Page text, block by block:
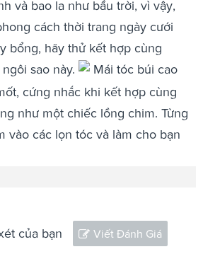
và bao la như bầu trời, vì vậy,
cách thời trang ngày cưới
bổng, hãy thử kết hợp cùng
sao này.
Mái tóc búi cao
cứng nhắc khi kết hợp cùng
như một chiếc lồng chim. Từng
vào các lọn tóc và làm cho bạn
của bạn Viết Đánh Giá